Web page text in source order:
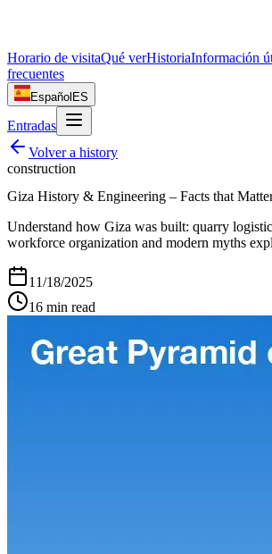
Horario de visitaQué verHistoriaInformación
frecuentes
Español ES
Entradas
Volver a history
construction
Giza History & Engineering – Facts that
Understand how Giza was built: quarry
workforce organization and modern myths
11/18/2025
16 min read